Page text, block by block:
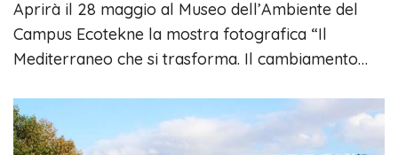
Aprirà il 28 maggio al Museo dell’Ambiente del
Campus Ecotekne la mostra fotografica “Il
Mediterraneo che si trasforma. Il cambiamento…